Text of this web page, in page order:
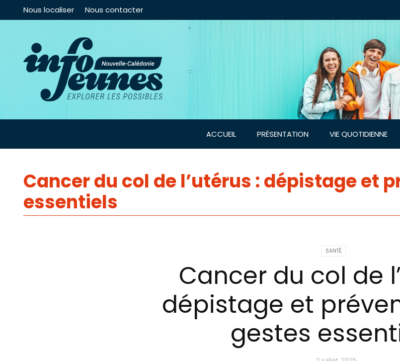
ACCUEIL PRÉSENTATION VIE QUOTIDIENNE
Nous localiser Nous contacter
Cancer du col de l’utérus : dépistage et
essentiels
SANTÉ
Cancer du col de
dépistage et
gestes